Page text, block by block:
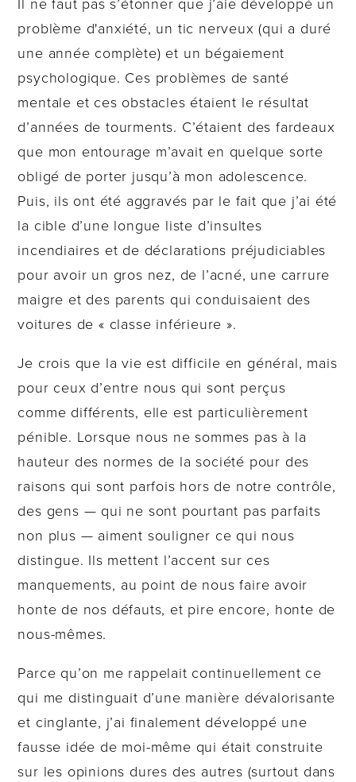
Il ne faut pas s’étonner que j’aie développé un
problème d'anxiété, un tic nerveux (qui a duré
une année complète) et un bégaiement
psychologique. Ces problèmes de santé
mentale et ces obstacles étaient le résultat
d’années de tourments. C’étaient des fardeaux
que mon entourage m’avait en quelque sorte
obligé de porter jusqu’à mon adolescence.
Puis, ils ont été aggravés par le fait que j’ai été
la cible d’une longue liste d’insultes
incendiaires et de déclarations préjudiciables
pour avoir un gros nez, de l’acné, une carrure
maigre et des parents qui conduisaient des
voitures de « classe inférieure ».
Je crois que la vie est difficile en général, mais
pour ceux d’entre nous qui sont perçus
comme différents, elle est particulièrement
pénible. Lorsque nous ne sommes pas à la
hauteur des normes de la société pour des
raisons qui sont parfois hors de notre contrôle,
des gens — qui ne sont pourtant pas parfaits
non plus — aiment souligner ce qui nous
distingue. Ils mettent l’accent sur ces
manquements, au point de nous faire avoir
honte de nos défauts, et pire encore, honte de
nous-mêmes.
Parce qu’on me rappelait continuellement ce
qui me distinguait d’une manière dévalorisante
et cinglante, j’ai finalement développé une
fausse idée de moi-même qui était construite
sur les opinions dures des autres (surtout dans